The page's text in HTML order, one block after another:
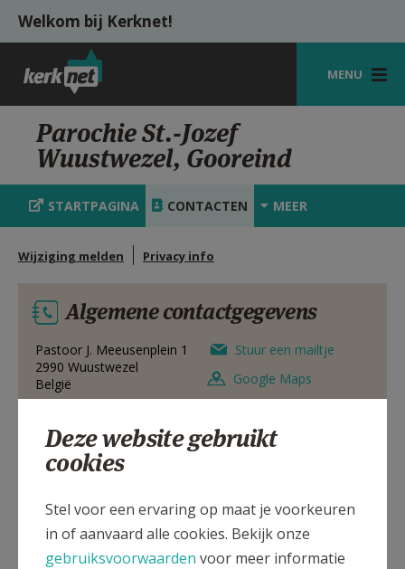
Overslaan en naar de inhoud gaan
Welkom bij Kerknet!
MENU
STARTPAGINA
KERK
VIERINGEN
HULP
MIJN PAROCHIE
AANMELDEN OF REGISTREREN
Parochie St.-Jozef
Wuustwezel, Gooreind
STARTPAGINA CONTACTEN MEER
Wijziging melden Privacy info
Algemene contactgegevens
Pastoor J. Meeusenplein 1
2990 Wuustwezel
België
Stuur een mailtje
Google Maps
Pastoor J. Meeusenplein 1, 2990 Wuustwezel
Deze website gebruikt
cookies
Stel voor een ervaring op maat je voorkeuren
in of aanvaard alle cookies. Bekijk onze
gebruiksvoorwaarden voor meer informatie